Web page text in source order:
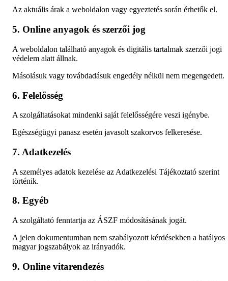
Az aktuális árak a weboldalon vagy egyeztetés során érhetők el.
5. Online anyagok és szerzői jog
A weboldalon található anyagok és digitális tartalmak szerzői jogi
védelem alatt állnak.
Másolásuk vagy továbdadásuk engedély nélkül nem megengedett.
6. Felelősség
A szolgáltatásokat mindenki saját felelősségére veszi igénybe.
Egészségügyi panasz esetén javasolt szakorvos felkeresése.
7. Adatkezelés
A személyes adatok kezelése az Adatkezelési Tájékoztató szerint
történik.
8. Egyéb
A szolgáltató fenntartja az ÁSZF módosításának jogát.
A jelen dokumentumban nem szabályozott kérdésekben a hatályos
magyar jogszabályok az irányadók.
9. Online vitarendezés